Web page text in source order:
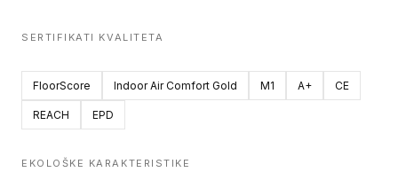
SERTIFIKATI KVALITETA
FloorScore Indoor Air Comfort Gold M1 A+ CE
REACH EPD
EKOLOŠKE KARAKTERISTIKE